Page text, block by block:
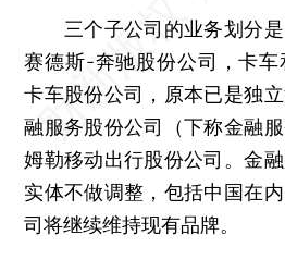
三个子公司的业务划分是
赛德斯-奔驰股份公司，卡
卡车股份公司，原本已是独
融服务股份公司（下称金融
姆勒移动出行股份公司。金
实体不做调整，包括中国在
司将继续维持现有品牌。